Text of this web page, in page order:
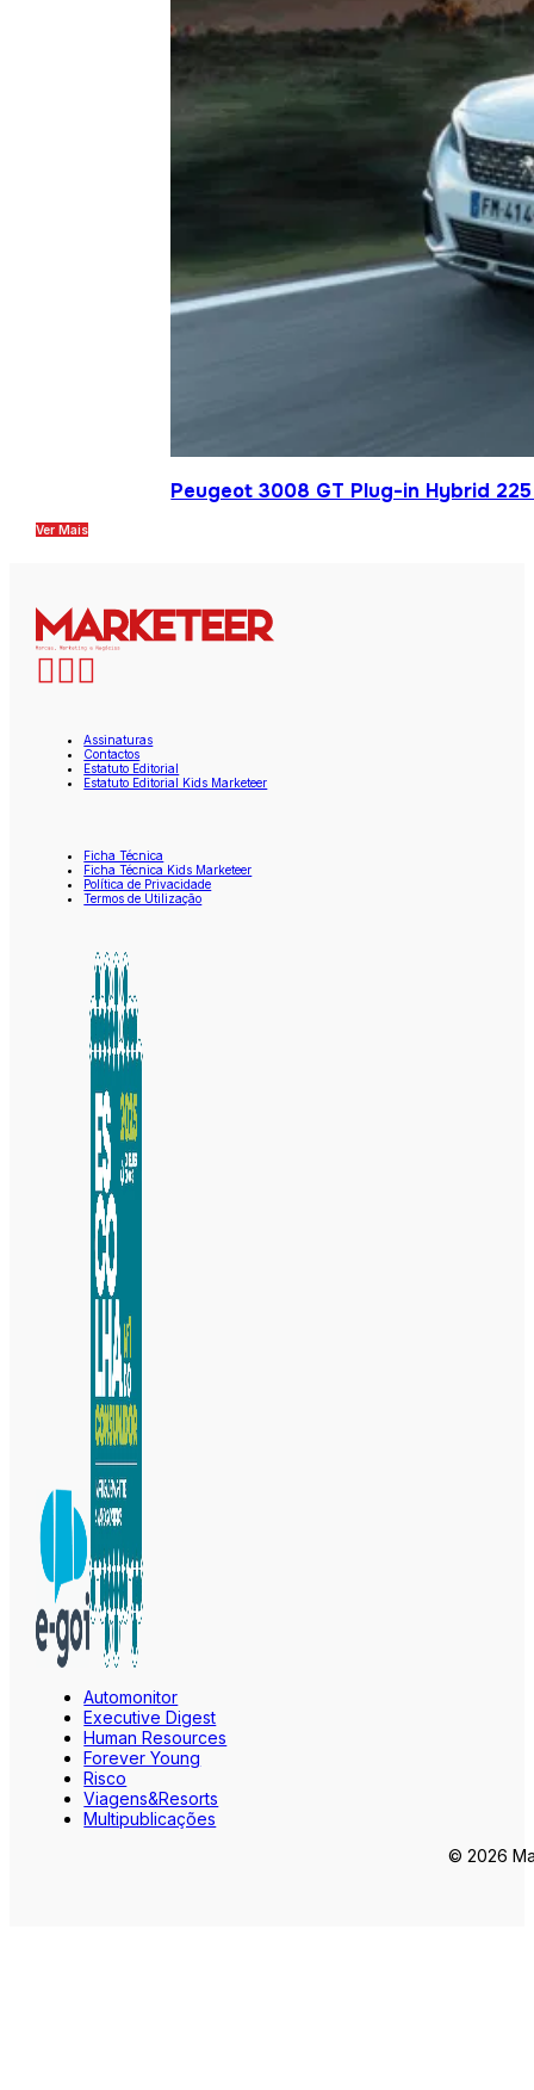
Peugeot 3008 GT Plug-in Hybrid
Ver Mais
Assinaturas
Contactos
Estatuto Editorial
Estatuto Editorial Kids Marketeer
Ficha Técnica
Ficha Técnica Kids Marketeer
Política de Privacidade
Termos de Utilização
Automonitor
Executive Digest
Human Resources
Forever Young
Risco
Viagens&Resorts
Multipublicações
© 2026